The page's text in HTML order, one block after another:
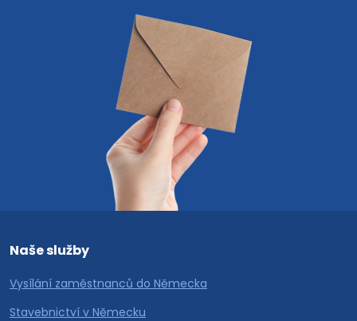
Naše služby
Vysílání zaměstnanců do Německa
Stavebnictví v Německu